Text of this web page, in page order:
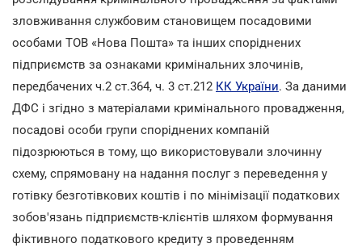
зловживання службовим становищем посадовими
особами ТОВ «Нова Пошта» та інших споріднених
підприємств за ознаками кримінальних злочинів,
передбачених ч.2 ст.364, ч. 3 ст.212 КК України. За даними
ДФС і згідно з матеріалами кримінального провадження,
посадові особи групи споріднених компаній
підозрюються в тому, що використовували злочинну
схему, спрямовану на надання послуг з переведення у
готівку безготівкових коштів і по мінімізації податкових
зобов'язань підприємств-клієнтів шляхом формування
фіктивного податкового кредиту з проведенням